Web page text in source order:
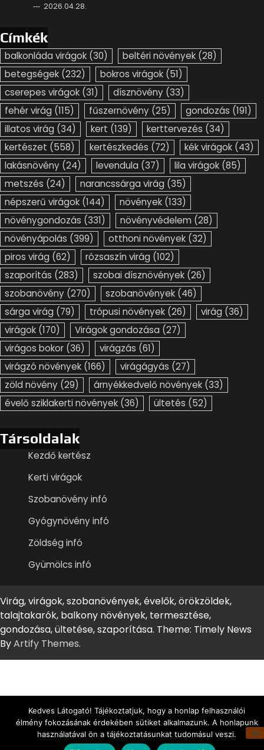
2026.04.28.
Címkék
balkonláda virágok (30) beltéri növények (28)
betegségek (232) bokros virágok (51)
cserepes virágok (31) dísznövény (33)
fehér virág (115) fűszernövény (25) gondozás (191)
illatos virág (34) kert (139) kerttervezés (34)
kertészet (558) kertészkedés (72) kék virágok (43)
lakásnövény (24) levendula (37) lila virágok (85)
metszés (24) narancssárga virág (35)
népszerű virágok (144) növények (133)
növénygondozás (331) növényvédelem (28)
növényápolás (399) otthoni növények (32)
piros virág (62) rózsaszín virág (102)
szaporítás (283) szobai dísznövények (26)
szobanövény (270) szobanövények (46)
sárga virág (79) trópusi növények (26) virág (36)
virágok (170) Virágok gondozása (27)
virágos bokor (36) virágzás (61)
virágzó növények (166) virágágyás (27)
zöld növény (29) árnyékkedvelő növények (33)
évelő sziklakerti növények (36) ültetés (52)
Társoldalak
Kezdő kertész
Kerti virágok
Szobanövény infó
Gyógynövény infó
Zöldség infó
Gyümölcs infó
Virág, virágok, szobanövények, évelők, örökzöldek,
talajtakarók, balkony növények, termesztése,
gondozása, ültetése, szaporítása. Theme: Timely News
ByArtify Themes.
Kedves Látogató! Tájékoztatjuk, hogy a honlap felhasználói
élmény fokozásának érdekében sütiket alkalmazunk. A honlapunk
használatával ön a tájékoztatásunkat tudomásul veszi.